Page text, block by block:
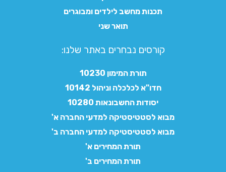
תכנות מחשב לילדים ומבוגרים
תואר שני
קורסים נבחרים באתר שלנו:​
תורת המימון 10230
חדו"א לכלכלה וניהול 10142
יסודות החשבונאות 10280
מבוא לסטטיסטיקה למדעי החברה א'
מבוא לסטטיסטיקה למדעי החברה ב'
תורת המחירים א'
תורת המחירים ב'